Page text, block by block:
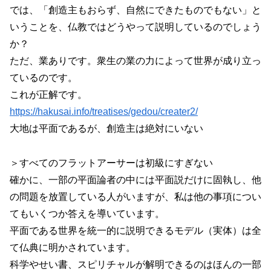
では、「創造主もおらず、自然にできたものでもない」と
いうことを、仏教ではどうやって説明しているのでしょう
か？
ただ、業ありです。衆生の業の力によって世界が成り立っ
ているのです。
これが正解です。
https://hakusai.info/treatises/gedou/creater2/
大地は平面であるが、創造主は絶対にいない
＞すべてのフラットアーサーは初級にすぎない
確かに、一部の平面論者の中には平面説だけに固執し、他
の問題を放置している人がいますが、私は他の事項につい
てもいくつか答えを導いています。
平面である世界を統一的に説明できるモデル（実体）は全
て仏典に明かされています。
科学やせい書、スピリチャルが解明できるのはほんの一部